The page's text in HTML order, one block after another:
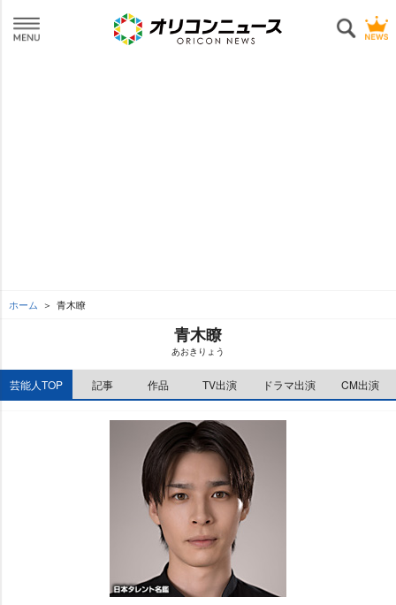
ホーム 青木瞭
青木瞭
あおきりょう
芸能人TOP 記事 作品 TV出演 ドラマ出演 CM出演